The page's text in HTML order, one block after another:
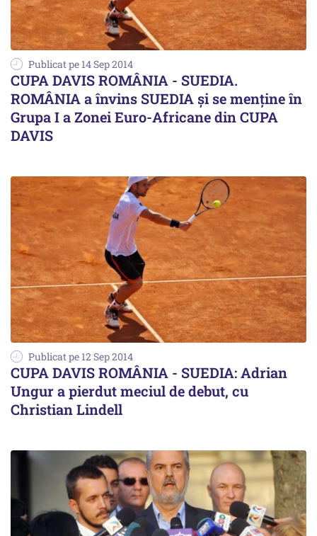
Publicat pe 14 Sep 2014
CUPA DAVIS ROMÂNIA - SUEDIA.
ROMÂNIA a învins SUEDIA și se menține în
Grupa I a Zonei Euro-Africane din CUPA
DAVIS
Publicat pe 12 Sep 2014
CUPA DAVIS ROMÂNIA - SUEDIA: Adrian
Ungur a pierdut meciul de debut, cu
Christian Lindell